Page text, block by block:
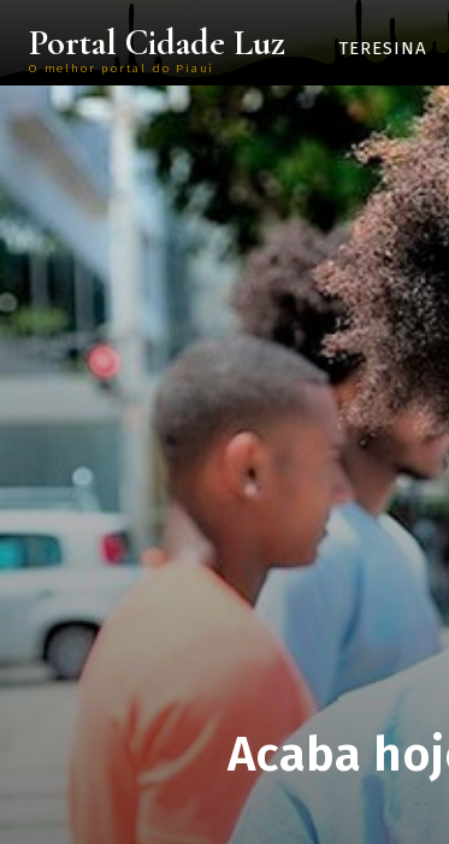
Portal Cidade Luz
O melhor portal do Piauí
TERESINA
Acaba